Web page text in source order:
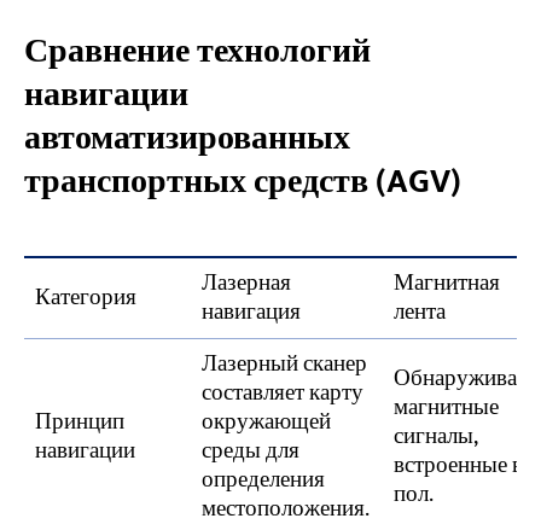
Сравнение технологий
навигации
автоматизированных
транспортных средств (AGV)
Категория Лазерная
навигация
Магнитная
лента
Принцип
навигации
Лазерный сканер
составляет карту
окружающей
среды для
определения
местоположения.
Обнаруживает
магнитные
сигналы,
встроенные в
пол.